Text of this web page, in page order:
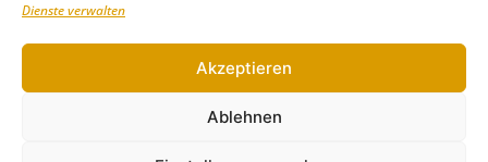
Dienste verwalten
Akzeptieren
Ablehnen